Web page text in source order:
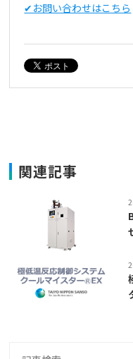
✔お問い合わせはこちら
関連記事